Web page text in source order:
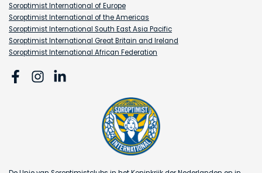
Soroptimist International of Europe
Soroptimist International of the Americas
Soroptimist International South East Asia Pacific
Soroptimist International Great Britain and Ireland
Soroptimist International African Federation